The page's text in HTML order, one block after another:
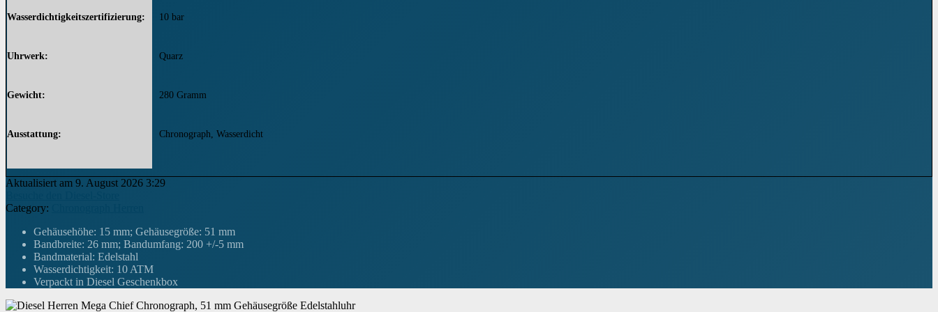
Wasserdichtigkeitszertifizierung 10 bar
Uhrwerk Quarz
Gewicht 280 Gramm
Ausstattung Chronograph, Wasserdicht
Zifferblattfarbe
Armbandfarbe Silber
Breite des Armbands 26 Millimeter
Aktualisiert am 9. August 2026 3:29
Category:
Gehäusehöhe: 15 mm; Gehäusegröße: 51 mm
Bandbreite: 26 mm; Bandumfang: 200 +/-5 mm
Bandmaterial: Edelstahl
Wasserdichtigkeit: 10 ATM
Verpackt in Diesel Geschenkbox